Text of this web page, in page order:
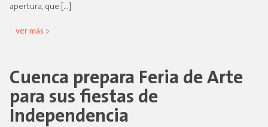
apertura, que […]
ver más >
Cuenca prepara Feria de Arte
para sus fiestas de
Independencia